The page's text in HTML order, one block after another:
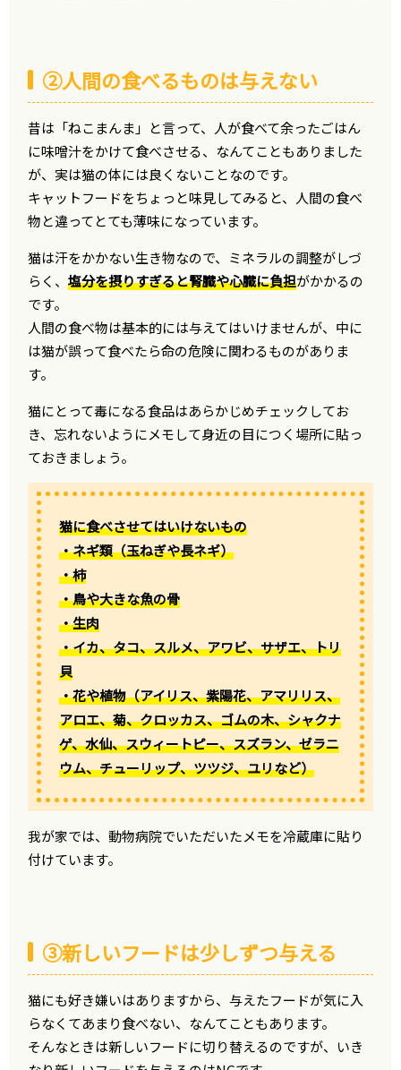
②人間の食べるものは与えない
昔は「ねこまんま」と言って、人が食べて余ったごはん
に味噌汁をかけて食べさせる、なんてこともありました
が、実は猫の体には良くないことなのです。
キャットフードをちょっと味見してみると、人間の食べ
物と違ってとても薄味になっています。
猫は汗をかかない生き物なので、ミネラルの調整がしづ
らく、塩分を摂りすぎると腎臓や心臓に負担がかかるの
です。
人間の食べ物は基本的には与えてはいけませんが、中に
は猫が誤って食べたら命の危険に関わるものがありま
す。
猫にとって毒になる食品はあらかじめチェックしてお
き、忘れないようにメモして身近の目につく場所に貼っ
ておきましょう。
猫に食べさせてはいけないもの
・ネギ類（玉ねぎや長ネギ）
・柿
・鳥や大きな魚の骨
・生肉
・イカ、タコ、スルメ、アワビ、サザエ、トリ
貝
・花や植物（アイリス、紫陽花、アマリリス、
アロエ、菊、クロッカス、ゴムの木、シャクナ
ゲ、水仙、スウィートピー、スズラン、ゼラニ
ウム、チューリップ、ツツジ、ユリなど）
我が家では、動物病院でいただいたメモを冷蔵庫に貼り
付けています。
③新しいフードは少しずつ与える
猫にも好き嫌いはありますから、与えたフードが気に入
らなくてあまり食べない、なんてこともあります。
そんなときは新しいフードに切り替えるのですが、いき